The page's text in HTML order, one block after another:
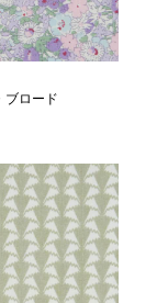
ブロード